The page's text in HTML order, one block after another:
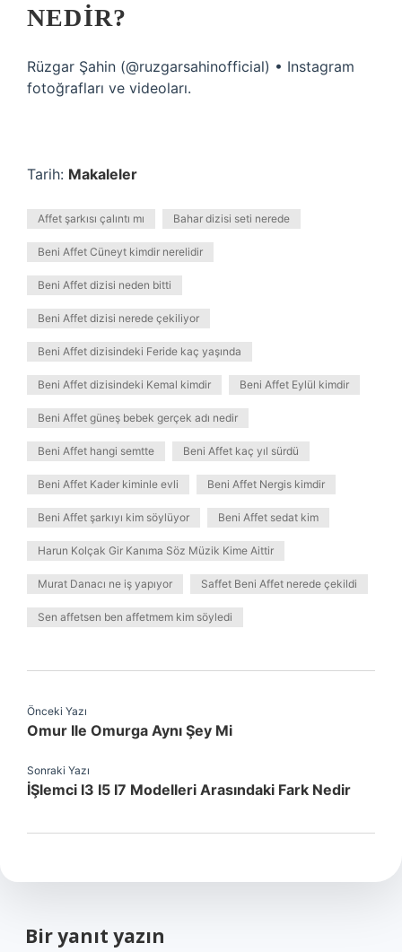
NEDIR?
Rüzgar Şahin (@ruzgarsahinofficial) • Instagram
fotoğrafları ve videoları.
Tarih: Makaleler
Affet şarkısı çalıntı mı Bahar dizisi seti nerede
Beni Affet Cüneyt kimdir nerelidir
Beni Affet dizisi neden bitti
Beni Affet dizisi nerede çekiliyor
Beni Affet dizisindeki Feride kaç yaşında
Beni Affet dizisindeki Kemal kimdir Beni Affet Eylül kimdir
Beni Affet güneş bebek gerçek adı nedir
Beni Affet hangi semtte Beni Affet kaç yıl sürdü
Beni Affet Kader kiminle evli Beni Affet Nergis kimdir
Beni Affet şarkıyı kim söylüyor Beni Affet sedat kim
Harun Kolçak Gir Kanıma Söz Müzik Kime Aittir
Murat Danacı ne iş yapıyor Saffet Beni Affet nerede çekildi
Sen affetsen ben affetmem kim söyledi
Önceki Yazı
Omur Ile Omurga Aynı Şey Mi
Sonraki Yazı
İŞlemci I3 I5 I7 Modelleri Arasındaki Fark Nedir
Bir yanıt yazın